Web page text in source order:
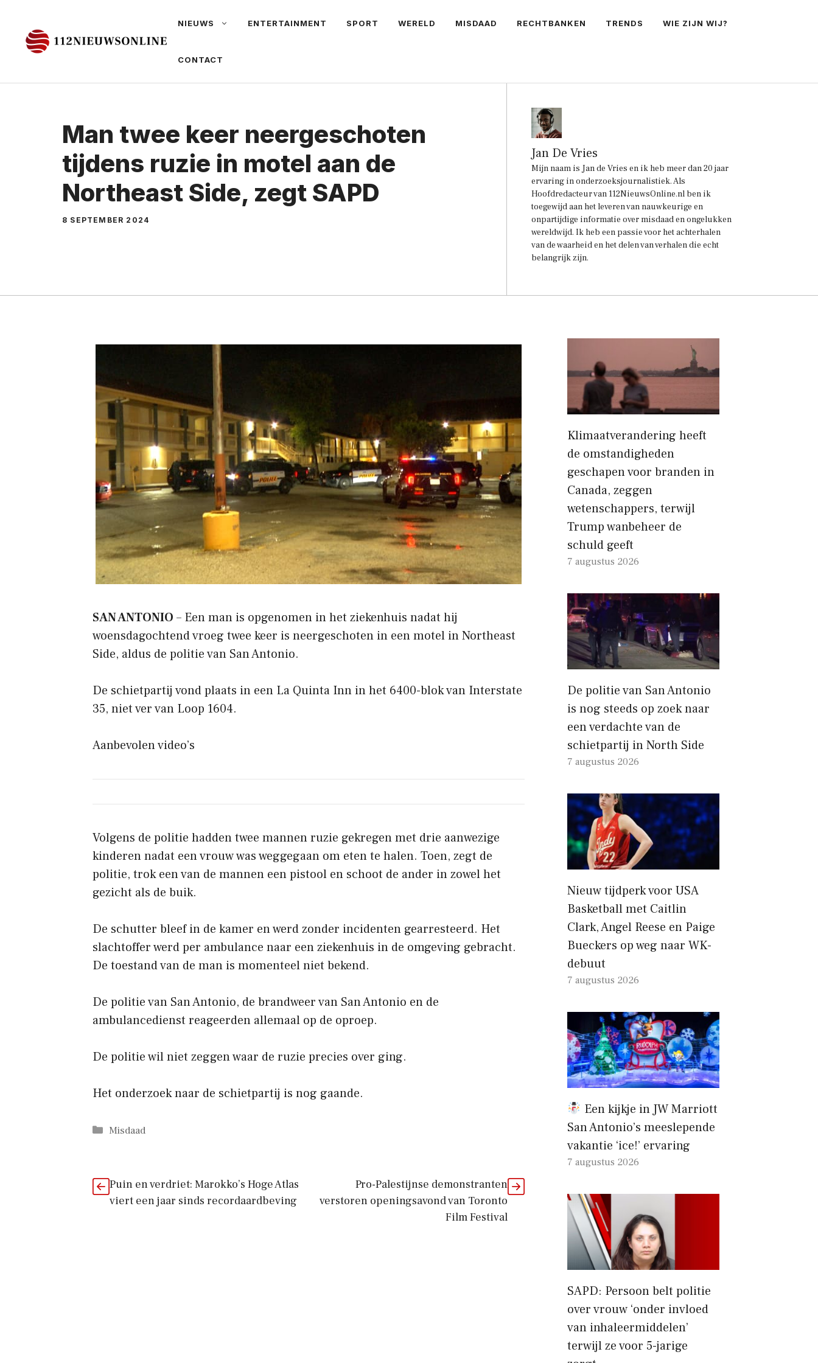
NIEUWS ENTERTAINMENT SPORT WERELD MISDAAD RECHTBANKEN TRENDS WIE ZIJN WIJ?
CONTACT
Man twee keer neergeschoten
tijdens ruzie in motel aan de
Northeast Side, zegt SAPD
8 SEPTEMBER 2024
Jan De Vries
Mijn naam is Jan de Vries en ik heb meer dan 20 jaar
ervaring in onderzoeksjournalistiek. Als
Hoofdredacteur van 112NieuwsOnline.nl ben ik
toegewijd aan het leveren van nauwkeurige en
onpartijdige informatie over misdaad en ongelukken
wereldwijd. Ik heb een passie voor het achterhalen
van de waarheid en het delen van verhalen die echt
belangrijk zijn.
SAN ANTONIO – Een man is opgenomen in het ziekenhuis nadat hij
woensdagochtend vroeg twee keer is neergeschoten in een motel in Northeast
Side, aldus de politie van San Antonio.
De schietpartij vond plaats in een La Quinta Inn in het 6400-blok van Interstate
35, niet ver van Loop 1604.
Aanbevolen video’s
Volgens de politie hadden twee mannen ruzie gekregen met drie aanwezige
kinderen nadat een vrouw was weggegaan om eten te halen. Toen, zegt de
politie, trok een van de mannen een pistool en schoot de ander in zowel het
gezicht als de buik.
De schutter bleef in de kamer en werd zonder incidenten gearresteerd. Het
slachtoffer werd per ambulance naar een ziekenhuis in de omgeving gebracht.
De toestand van de man is momenteel niet bekend.
De politie van San Antonio, de brandweer van San Antonio en de
ambulancedienst reageerden allemaal op de oproep.
De politie wil niet zeggen waar de ruzie precies over ging.
Het onderzoek naar de schietpartij is nog gaande.
Categorieën
Misdaad
Puin en verdriet: Marokko’s Hoge Atlas
viert een jaar sinds recordaardbeving
Pro-Palestijnse demonstranten
verstoren openingsavond van Toronto
Film Festival
Klimaatverandering heeft
de omstandigheden
geschapen voor branden in
Canada, zeggen
wetenschappers, terwijl
Trump wanbeheer de
schuld geeft
7 augustus 2026
De politie van San Antonio
is nog steeds op zoek naar
een verdachte van de
schietpartij in North Side
7 augustus 2026
Nieuw tijdperk voor USA
Basketball met Caitlin
Clark, Angel Reese en Paige
Bueckers op weg naar WK-
debuut
7 augustus 2026
Een kijkje in JW Marriott
San Antonio’s meeslepende
vakantie ‘ice!’ ervaring
7 augustus 2026
SAPD: Persoon belt politie
over vrouw ‘onder invloed
van inhaleermiddelen’
terwijl ze voor 5-jarige